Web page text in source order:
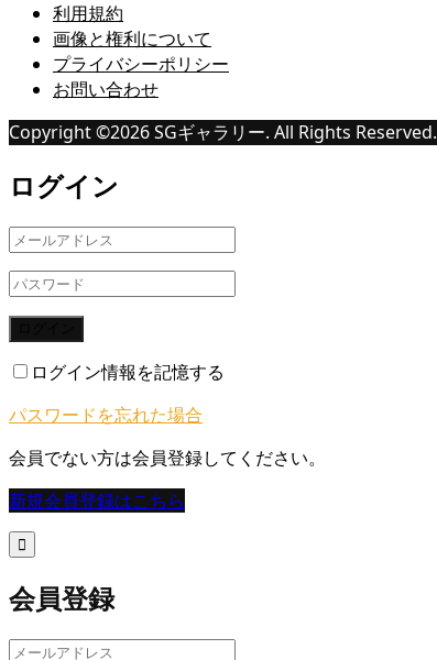
利用規約
画像と権利について
プライバシーポリシー
お問い合わせ
Copyright ©2026SGギャラリー. All Rights Reserved.
ログイン
ログイン情報を記憶する
パスワードを忘れた場合
会員でない方は会員登録してください。
新規会員登録はこちら

会員登録